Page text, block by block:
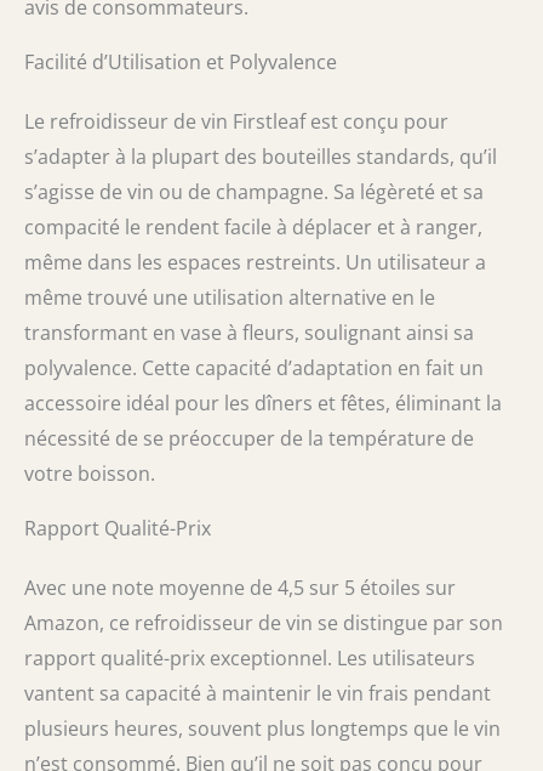
avis de consommateurs.
Facilité d’Utilisation et Polyvalence
Le refroidisseur de vin Firstleaf est conçu pour
s’adapter à la plupart des bouteilles standards, qu’il
s’agisse de vin ou de champagne. Sa légèreté et sa
compacité le rendent facile à déplacer et à ranger,
même dans les espaces restreints. Un utilisateur a
même trouvé une utilisation alternative en le
transformant en vase à fleurs, soulignant ainsi sa
polyvalence. Cette capacité d’adaptation en fait un
accessoire idéal pour les dîners et fêtes, éliminant la
nécessité de se préoccuper de la température de
votre boisson.
Rapport Qualité-Prix
Avec une note moyenne de 4,5 sur 5 étoiles sur
Amazon, ce refroidisseur de vin se distingue par son
rapport qualité-prix exceptionnel. Les utilisateurs
vantent sa capacité à maintenir le vin frais pendant
plusieurs heures, souvent plus longtemps que le vin
n’est consommé. Bien qu’il ne soit pas conçu pour